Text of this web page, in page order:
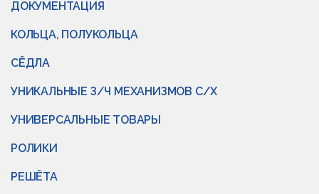
ДОКУМЕНТАЦИЯ
КОЛЬЦА, ПОЛУКОЛЬЦА
СЁДЛА
УНИКАЛЬНЫЕ З/Ч МЕХАНИЗМОВ С/Х
УНИВЕРСАЛЬНЫЕ ТОВАРЫ
РОЛИКИ
РЕШЁТА